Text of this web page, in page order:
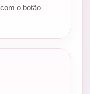
o botão